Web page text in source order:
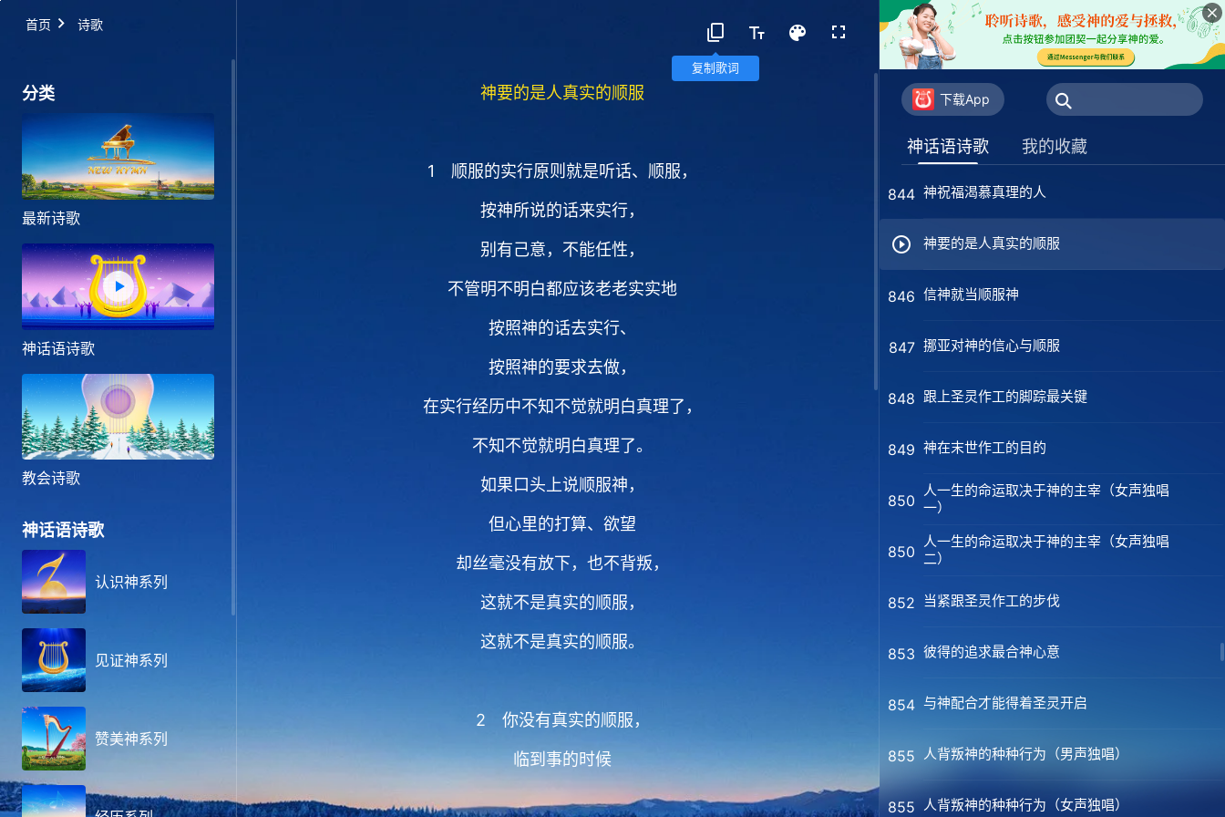
首页 诗歌
复制歌词
分类
最新诗歌
神话语诗歌
教会诗歌
神话语诗歌
认识神系列
见证神系列
赞美神系列
神要的是人真实的顺服
1 顺服的实行原则就是听话、顺服，
按神所说的话来实行，
别有己意，不能任性，
不管明不明白都应该老老实实地
按照神的话去实行、
按照神的要求去做，
在实行经历中不知不觉就明白真理了，
不知不觉就明白真理了。
如果口头上说顺服神，
但心里的打算、欲望
却丝毫没有放下，也不背叛，
这就不是真实的顺服，
这就不是真实的顺服。
2 你没有真实的顺服，
临到事的时候
你对神的各种要求就很多，
下载App
神话语诗歌 我的收藏
840 你当认识到刑罚审判就是爱
841 神是人类命运的主宰者
842 实行真理才是实际地见证神
844 神祝福渴慕真理的人
神要的是人真实的顺服
846 信神就当顺服神
847 挪亚对神的信心与顺服
848 跟上圣灵作工的脚踪最关键
849 神在末世作工的目的
850
人一生的命运取决于神的主宰（女声独唱
一）
850
人一生的命运取决于神的主宰（女声独唱
二）
852 当紧跟圣灵作工的步伐
853 彼得的追求最合神心意
854 与神配合才能得着圣灵开启
855 人背叛神的种种行为（男声独唱）
855 人背叛神的种种行为（女声独唱）